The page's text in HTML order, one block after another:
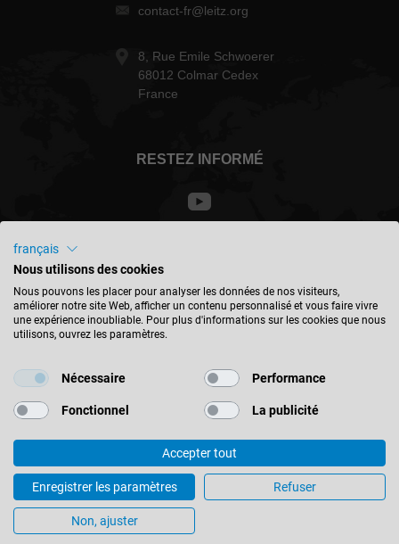
contact-fr@leitz.org
8, Rue Emile Schwoerer
68012 Colmar Cedex
France
RESTEZ INFORMÉ
TROUVER UN EMPLACEMENT
Contact
Protection des données
Se concentrer sur les zones périphériques - Rapport d'utilisateur de
l'industrie du meuble
Paramètres des cookies
français
Nous utilisons des cookies
Nous pouvons les placer pour analyser les données de nos visiteurs,
améliorer notre site Web, afficher un contenu personnalisé et vous faire vivre
une expérience inoubliable. Pour plus d'informations sur les cookies que nous
utilisons, ouvrez les paramètres.
Nécessaire Performance
Fonctionnel La publicité
Accepter tout
Enregistrer les paramètres Refuser
Non, ajuster